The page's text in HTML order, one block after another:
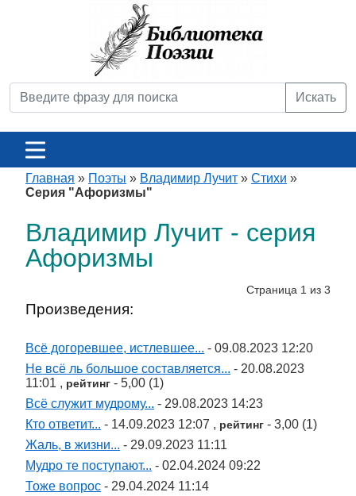
Искать
Главная » Поэты » Владимир Лучит » Стихи »
Серия "Афоризмы"
Владимир Лучит - серия
Афоризмы
Страница 1 из 3
Произведения:
Всё догоревшее, истлевшее... - 09.08.2023 12:20
Не всё ль большое составляется... - 20.08.2023
11:01 , рейтинг - 5,00 (1)
Всё служит мудрому... - 29.08.2023 14:23
Кто ответит... - 14.09.2023 12:07 , рейтинг - 3,00 (1)
Жаль, в жизни... - 29.09.2023 11:11
Мудро те поступают... - 02.04.2024 09:22
Тоже вопрос - 29.04.2024 11:14